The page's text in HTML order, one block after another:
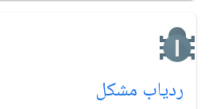
ردیاب مشکل